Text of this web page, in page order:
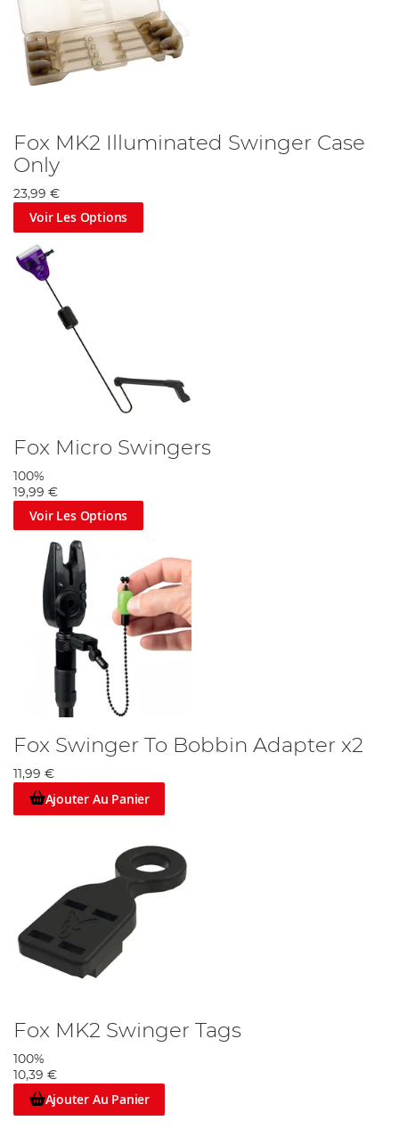
Fox MK2 Illuminated Swinger Case
Only
23,99 €
Voir Les Options
Fox Micro Swingers
100%
19,99 €
Voir Les Options
Fox Swinger To Bobbin Adapter x2
11,99 €
Ajouter Au Panier
Fox MK2 Swinger Tags
100%
10,39 €
Ajouter Au Panier